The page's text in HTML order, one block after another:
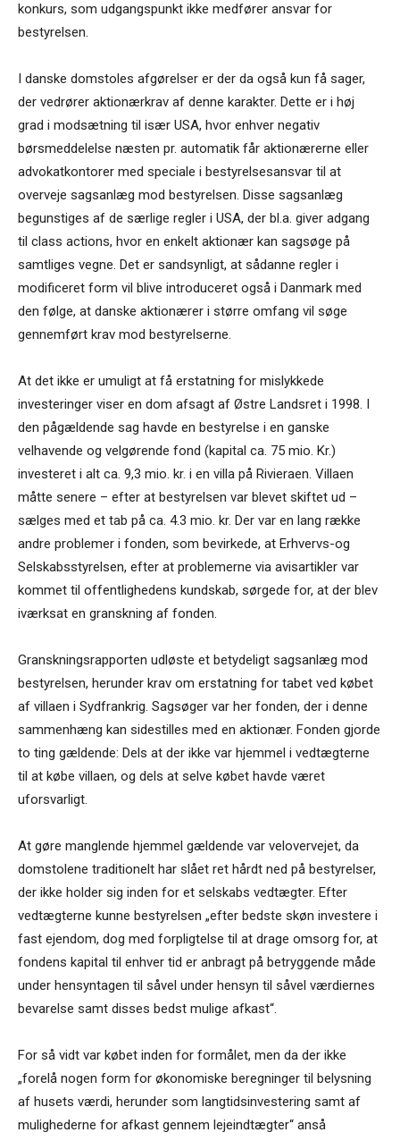
konkurs, som udgangspunkt ikke medfører ansvar for
bestyrelsen.
I danske domstoles afgørelser er der da også kun få sager,
der vedrører aktionærkrav af denne karakter. Dette er i høj
grad i modsætning til især USA, hvor enhver negativ
børsmeddelelse næsten pr. automatik får aktionærerne eller
advokatkontorer med speciale i bestyrelsesansvar til at
overveje sagsanlæg mod bestyrelsen. Disse sagsanlæg
begunstiges af de særlige regler i USA, der bl.a. giver adgang
til class actions, hvor en enkelt aktionær kan sagsøge på
samtliges vegne. Det er sandsynligt, at sådanne regler i
modificeret form vil blive introduceret også i Danmark med
den følge, at danske aktionærer i større omfang vil søge
gennemført krav mod bestyrelserne.
At det ikke er umuligt at få erstatning for mislykkede
investeringer viser en dom afsagt af Østre Landsret i 1998. I
den pågældende sag havde en bestyrelse i en ganske
velhavende og velgørende fond (kapital ca. 75 mio. Kr.)
investeret i alt ca. 9,3 mio. kr. i en villa på Rivieraen. Villaen
måtte senere – efter at bestyrelsen var blevet skiftet ud –
sælges med et tab på ca. 4.3 mio. kr. Der var en lang række
andre problemer i fonden, som bevirkede, at Erhvervs-og
Selskabsstyrelsen, efter at problemerne via avisartikler var
kommet til offentlighedens kundskab, sørgede for, at der blev
iværksat en granskning af fonden.
Granskningsrapporten udløste et betydeligt sagsanlæg mod
bestyrelsen, herunder krav om erstatning for tabet ved købet
af villaen i Sydfrankrig. Sagsøger var her fonden, der i denne
sammenhæng kan sidestilles med en aktionær. Fonden gjorde
to ting gældende: Dels at der ikke var hjemmel i vedtægterne
til at købe villaen, og dels at selve købet havde været
uforsvarligt.
At gøre manglende hjemmel gældende var velovervejet, da
domstolene traditionelt har slået ret hårdt ned på bestyrelser,
der ikke holder sig inden for et selskabs vedtægter. Efter
vedtægterne kunne bestyrelsen „efter bedste skøn investere i
fast ejendom, dog med forpligtelse til at drage omsorg for, at
fondens kapital til enhver tid er anbragt på betryggende måde
under hensyntagen til såvel under hensyn til såvel værdiernes
bevarelse samt disses bedst mulige afkast“.
For så vidt var købet inden for formålet, men da der ikke
„forelå nogen form for økonomiske beregninger til belysning
af husets værdi, herunder som langtidsinvestering samt af
mulighederne for afkast gennem lejeindtægter“ anså